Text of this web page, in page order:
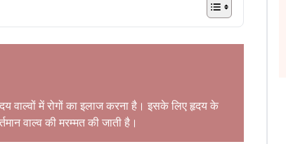
वाल्वों में रोगों का इलाज करना है। इसके लिए हृदय के
वाल्व की मरम्मत की जाती है।